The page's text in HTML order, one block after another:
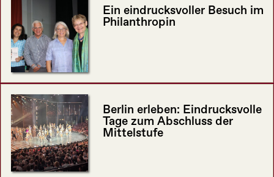
Ein eindrucksvoller Besuch im
Philanthropin
Berlin erleben: Eindrucksvolle
Tage zum Abschluss der
Mittelstufe